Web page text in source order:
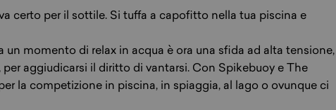
certo per il sottile. Si tuffa a capofitto nella tua piscina e
un momento di relax in acqua è ora una sfida ad alta tensione,
per aggiudicarsi il diritto di vantarsi. Con Spikebuoy e The
la competizione in piscina, in spiaggia, al lago o ovunque ci